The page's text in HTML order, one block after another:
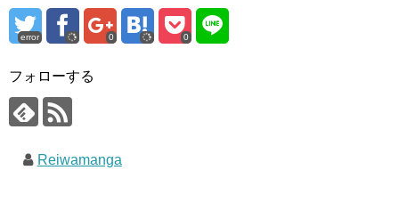
error 0 0
フォローする
Reiwamanga